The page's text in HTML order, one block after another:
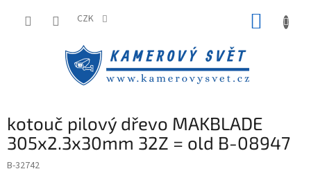
CZK
kotouč pilový dřevo MAKBLADE
305x2.3x30mm 32Z = old B-08947
B-32742